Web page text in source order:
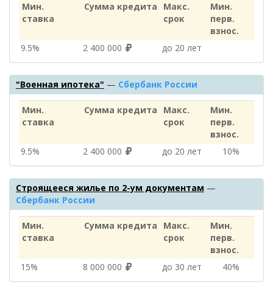
Мин.
ставка
Сумма кредита
Макс.
срок
Мин.
перв.
взнос.
9.5%
2 400 000 до 20 лет
"Военная ипотека" — Сбербанк России
Мин.
ставка
Сумма кредита
Макс.
срок
Мин.
перв.
взнос.
9.5%
2 400 000 до 20 лет 10%
Строящееся жилье по 2-ум документам —
Сбербанк России
Мин.
ставка
Сумма кредита
Макс.
срок
Мин.
перв.
взнос.
15%
8 000 000 до 30 лет 40%